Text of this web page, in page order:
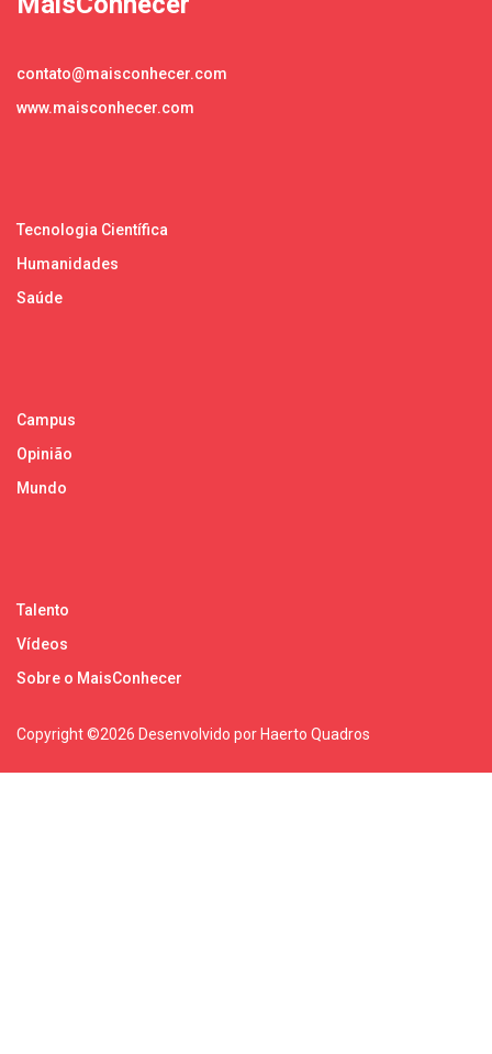
contato@maisconhecer.com
www.maisconhecer.com
Tecnologia Científica
Humanidades
Saúde
Campus
Opinião
Mundo
Talento
Vídeos
Sobre o MaisConhecer
Copyright ©2026 Desenvolvido por Haerto Quadros